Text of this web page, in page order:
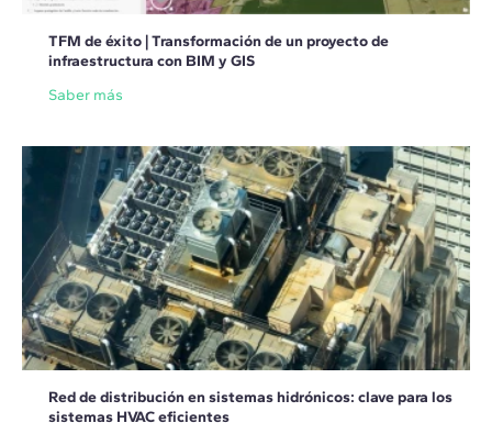
TFM de éxito | Transformación de un proyecto de
infraestructura con BIM y GIS
Saber más
Red de distribución en sistemas hidrónicos: clave para los
sistemas HVAC eficientes